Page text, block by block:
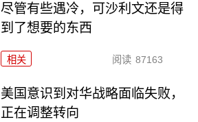
尽管有些遇冷，可沙利文还是得
到了想要的东西
相关 阅读 87163
美国意识到对华战略面临失败，
正在调整转向